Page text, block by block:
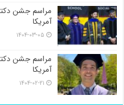
آمریکا
۱۴۰۴-۰۳-۰۵
مراسم جشن
آمریکا
۱۴۰۴-۰۲-۲۱